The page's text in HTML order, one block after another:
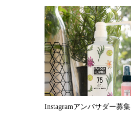
Instagramアンバサダー募集